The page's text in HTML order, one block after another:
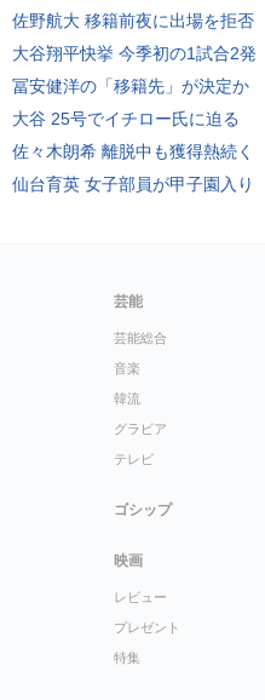
佐野航大 移籍前夜に出場を拒否
大谷翔平快挙 今季初の1試合2発
冨安健洋の「移籍先」が決定か
大谷 25号でイチロー氏に迫る
佐々木朗希 離脱中も獲得熱続く
仙台育英 女子部員が甲子園入り
芸能
芸能総合
音楽
韓流
グラビア
テレビ
ゴシップ
映画
レビュー
プレゼント
特集